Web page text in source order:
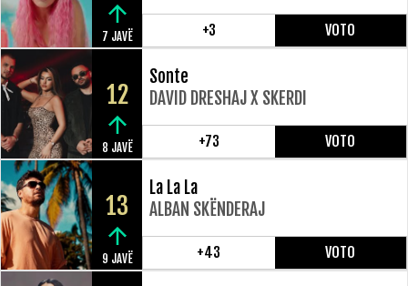
7 JAVË +3 VOTO
12
8 JAVË
Sonte
DAVID DRESHAJ X SKERDI
+73 VOTO
13
9 JAVË
La La La
ALBAN SKËNDERAJ
+43 VOTO